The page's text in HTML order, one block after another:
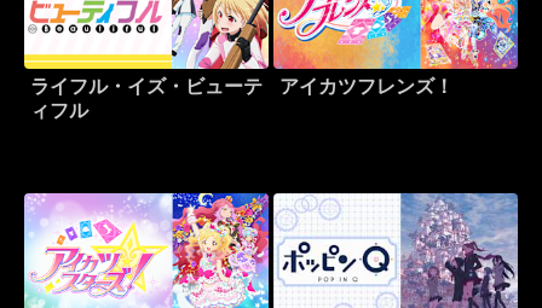
ライフル・イズ・ビューテ
ィフル
アイカツフレンズ！